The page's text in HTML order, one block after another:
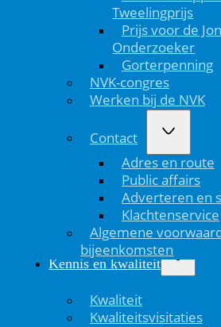
Tweelingprijs
Prijs voor de
Onderzoeker
Gorterpenning
NVK-congres
Werken bij de NVK
Contact
Adres en route
Public affairs
Adverteren en
Klachtenservice
Algemene
bijeenkomsten
Kennis en kwaliteit
Kwaliteit
Kwaliteitsvisitaties
Kindergeneeskunde, NVK.
>> Lees meer
Fotografie: Monique Shaw
Deel dit bericht via: